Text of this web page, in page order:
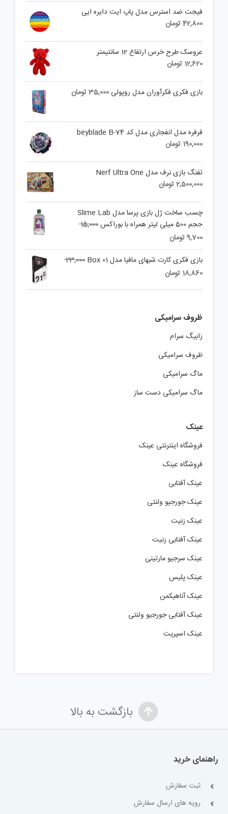
فیجت ضد استرس مدل پاپ ایت دایره ایی
42,800تومان
عروسک طرح خرس ارتفاع 12 سانتیمتر
12,620 تومان
بازی فکری فکرآوران مدل روپولی 35,000تومان
فرفره مدل انفجاری مدل کد beyblade B-74
190,000 تومان
تفنگ بازی نرف مدل Nerf Ultra One
2,500,000تومان
چسب ساخت ژل بازی پرسا مدل Slime Lab
حجم 500 میلی لیتر همراه با بوراکس
15,000
Original
was:
15,000 تومان.
9,700تومان
price
is:
9,700 تومان.
بازی فکری کارت شبهای مافیا مدل Box 01
23,000
Original
18,860 تومان
ظروف سرامیکی
زابیگ سرام
ظروف سرامیکی
ماگ سرامیکی
ماگ سرامیکی دست ساز
عینک
فروشگاه اینترنتی عینک
فروشگاه عینک
عینک آفتابی
عینک جورجیو ولنتی
عینک زنیت
عینک آفتابی زنیت
عینک سرجیو مارتینی
عینک پلیس
عینک آناهیکمن
عینک آفتابی جورجیو ولنتی
عینک اسپریت
بازگشت به بالا
راهنمای خرید
ثبت سفارش
رویه های ارسال سفارش